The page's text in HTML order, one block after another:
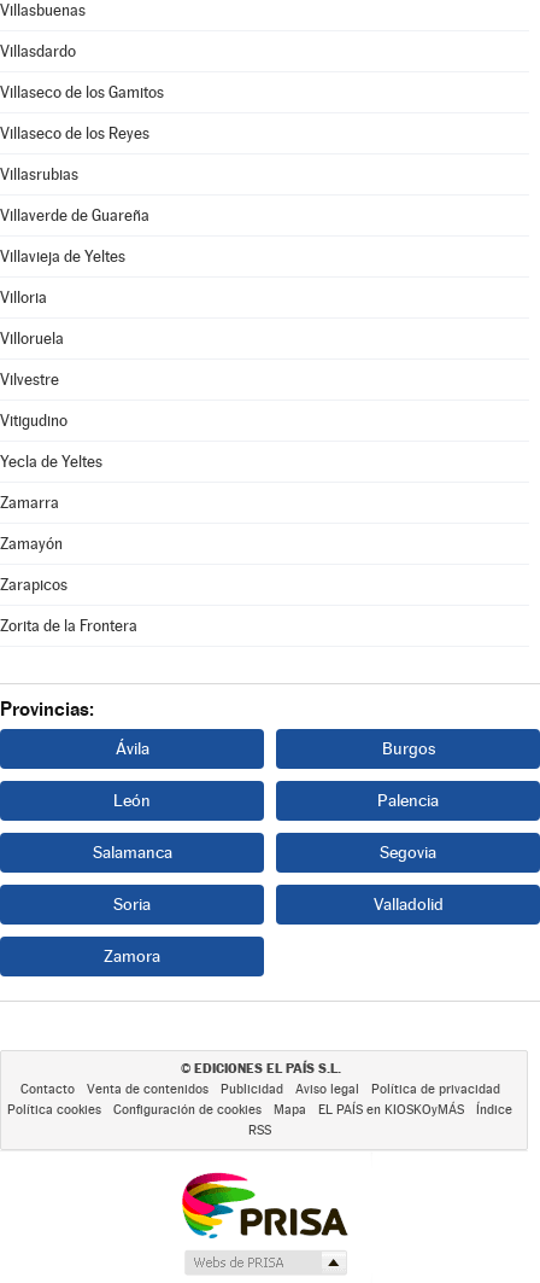
Villasbuenas
Villasdardo
Villaseco de los Gamitos
Villaseco de los Reyes
Villasrubias
Villaverde de Guareña
Villavieja de Yeltes
Villoria
Villoruela
Vilvestre
Vitigudino
Yecla de Yeltes
Zamarra
Zamayón
Zarapicos
Zorita de la Frontera
Provincias:
Ávila Burgos
León Palencia
Salamanca Segovia
Soria Valladolid
Zamora
© EDICIONES EL PAÍS S.L.
Contacto Venta de contenidos Publicidad Aviso legal
Política de privacidad
Política cookies
Configuración de cookies Mapa EL PAÍS en KIOSKOyMÁS
Índice
RSS